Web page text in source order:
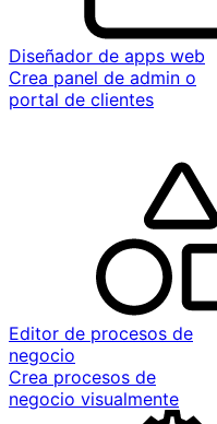
Diseñador de apps web
Crea panel de admin o
portal de clientes
Editor de procesos de
negocio
Crea procesos de
negocio visualmente